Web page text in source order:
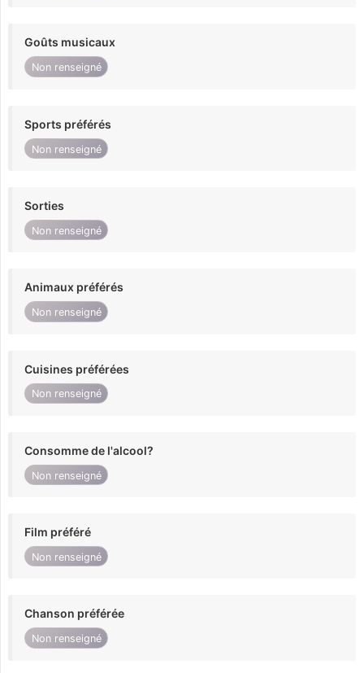
Goûts musicaux
Non renseigné
Sports préférés
Non renseigné
Sorties
Non renseigné
Animaux préférés
Non renseigné
Cuisines préférées
Non renseigné
Consomme de l'alcool?
Non renseigné
Film préféré
Non renseigné
Chanson préférée
Non renseigné